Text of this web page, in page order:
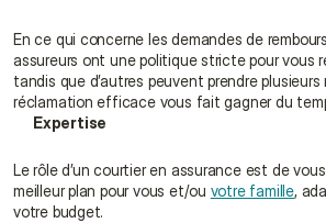
En ce qui concerne les demandes de
assureurs ont une politique stricte pour vous
tandis que d’autres peuvent prendre
réclamation efficace vous fait gagner du
Expertise
Le rôle d’un courtier en assurance est de
meilleur plan pour vous et/ou votre famille,
votre budget.